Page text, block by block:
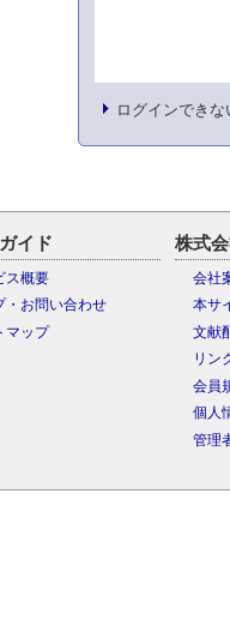
ログインできな
イド
ス概要
・お問い合わせ
マップ
株式
会社
本サ
文献
リン
会員
個人
管理